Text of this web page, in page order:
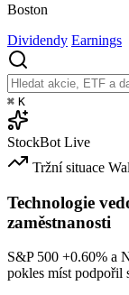
Boston
Dividendy Earnings
⌘ K
StockBot Live
Tržní situace
Technologie
zaměstnanosti
S&P 500 +0.60% a
pokles míst podpořil